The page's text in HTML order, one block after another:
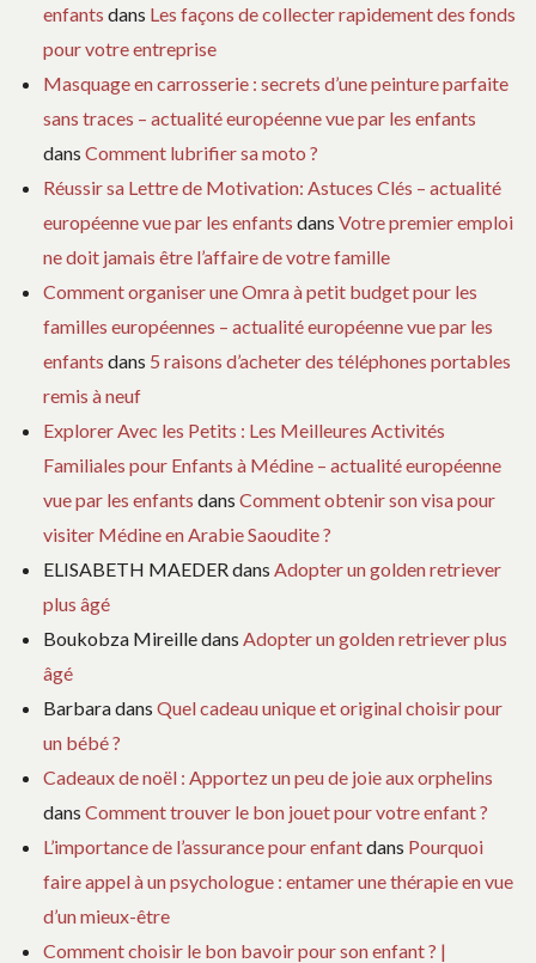
enfants dans Les façons de collecter rapidement des fonds
pour votre entreprise
Masquage en carrosserie : secrets d’une peinture parfaite
sans traces – actualité européenne vue par les enfants
dans Comment lubrifier sa moto ?
Réussir sa Lettre de Motivation: Astuces Clés – actualité
européenne vue par les enfants dans Votre premier emploi
ne doit jamais être l’affaire de votre famille
Comment organiser une Omra à petit budget pour les
familles européennes – actualité européenne vue par les
enfants dans 5 raisons d’acheter des téléphones portables
remis à neuf
Explorer Avec les Petits : Les Meilleures Activités
Familiales pour Enfants à Médine – actualité européenne
vue par les enfants dans Comment obtenir son visa pour
visiter Médine en Arabie Saoudite ?
ELISABETH MAEDER dans Adopter un golden retriever
plus âgé
Boukobza Mireilledans Adopter un golden retriever plus
âgé
Barbaradans Quel cadeau unique et original choisir pour
un bébé ?
Cadeaux de noël : Apportez un peu de joie aux orphelins
dans Comment trouver le bon jouet pour votre enfant ?
L’importance de l’assurance pour enfantdans Pourquoi
faire appel à un psychologue : entamer une thérapie en vue
d’un mieux-être
Comment choisir le bon bavoir pour son enfant ? |